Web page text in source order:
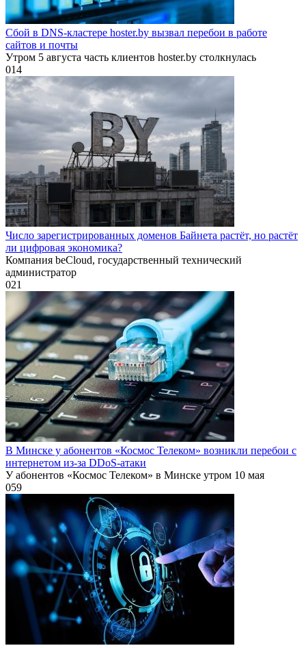
Сбой в DNS-кластере hoster.by вызвал перебои в работе
сайтов и почты
Утром 5 августа часть клиентов hoster.by столкнулась
014
Число зарегистрированных доменов Байнета растёт, но растёт
ли цифровая экономика?
Компания beCloud, государственный технический
администратор
021
В Минске у абонентов «Космос Телеком» возникли перебои с
интернетом из-за DDoS-атаки
У абонентов «Космос Телеком» в Минске утром 10 мая
059